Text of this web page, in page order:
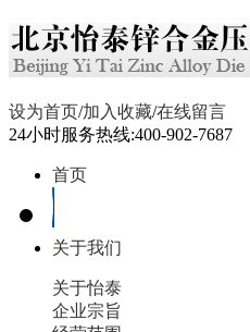
设为首页/加入收藏/在线留言
24小时服务热线:400-902-7687
首页
关于我们
关于怡泰
企业宗旨